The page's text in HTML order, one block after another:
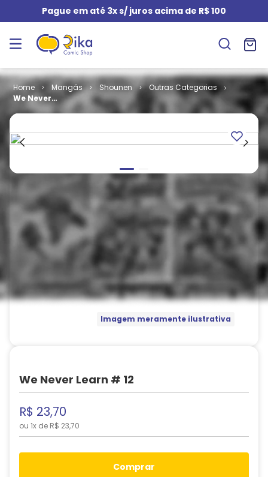
Pague em até 3x s/ juros acima de R$ 100
Mangás Shounen
We Never
Learn # 12
ou1 x deR$ 23
comprar